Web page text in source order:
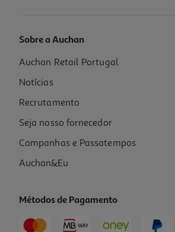
Sobre a Auchan
Auchan Retail Portugal
Notícias
Recrutamento
Seja nosso fornecedor
Campanhas e Passatempos
Auchan&Eu
Métodos de Pagamento